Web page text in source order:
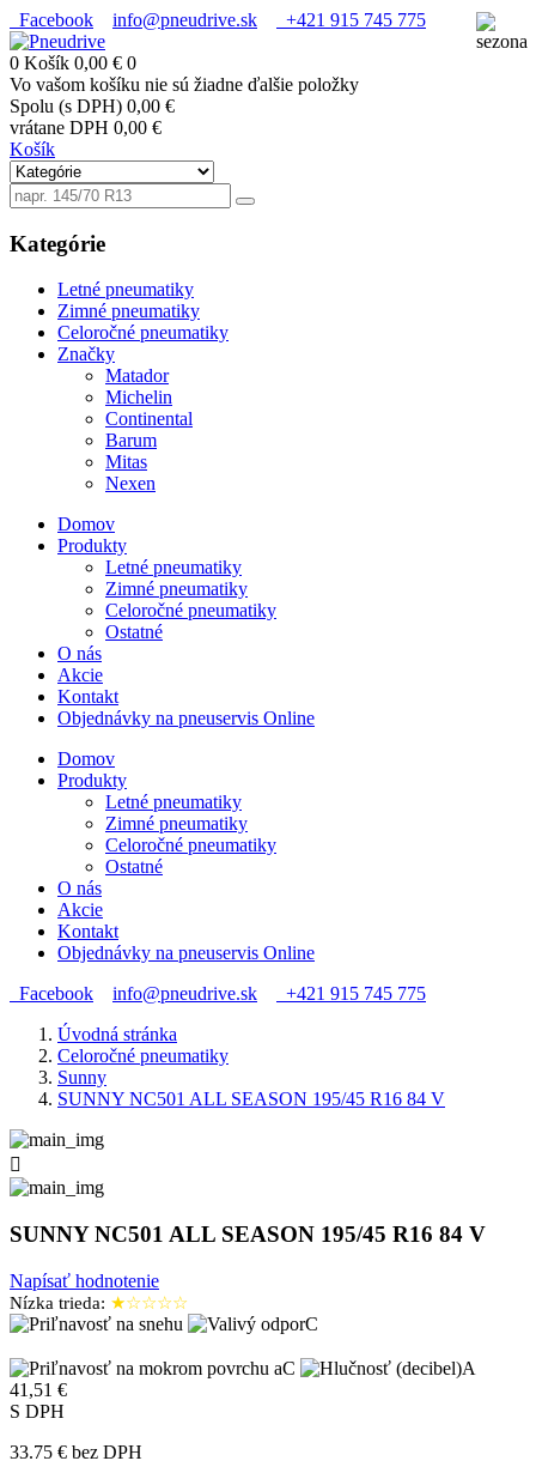
Facebook info@pneudrive.sk +421 915 745 775
0 Košík 0,00 € 0
Vo vašom košíku nie sú žiadne ďalšie položky
Spolu (s DPH) 0,00 €
vrátane DPH 0,00 €
Košík
Kategórie
Letné pneumatiky
Zimné pneumatiky
Celoročné pneumatiky
Značky
Matador
Michelin
Continental
Barum
Mitas
Nexen
Domov
Produkty
Letné pneumatiky
Zimné pneumatiky
Celoročné pneumatiky
Ostatné
O nás
Akcie
Kontakt
Objednávky na pneuservis Online
Domov
Produkty
Letné pneumatiky
Zimné pneumatiky
Celoročné pneumatiky
Ostatné
O nás
Akcie
Kontakt
Objednávky na pneuservis Online
Facebook
info@pneudrive.sk
+421 915 745 775
Úvodná stránka
Celoročné pneumatiky
Sunny
SUNNY NC501 ALL SEASON 195/45 R16 84 V

SUNNY NC501 ALL SEASON 195/45 R16 84 V
Napísať hodnotenie
Nízka trieda: ★☆☆☆☆
C
C
A
41,51 €
S DPH
33.75 € bez DPH